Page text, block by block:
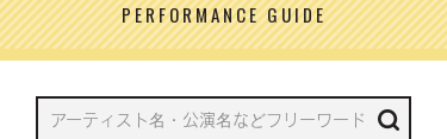
PERFORMANCE GUIDE